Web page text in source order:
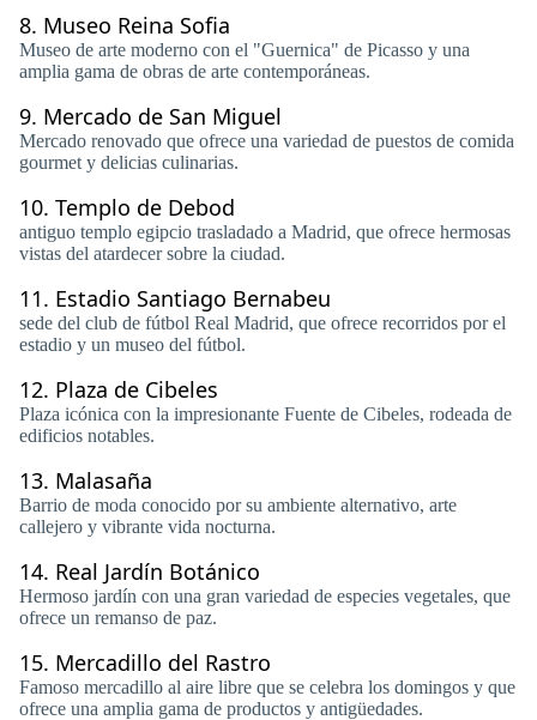
8. Museo Reina Sofia
Museo de arte moderno con el "Guernica" de Picasso y una
amplia gama de obras de arte contemporáneas.
9. Mercado de San Miguel
Mercado renovado que ofrece una variedad de puestos de comida
gourmet y delicias culinarias.
10. Templo de Debod
antiguo templo egipcio trasladado a Madrid, que ofrece hermosas
vistas del atardecer sobre la ciudad.
11. Estadio Santiago Bernabeu
sede del club de fútbol Real Madrid, que ofrece recorridos por el
estadio y un museo del fútbol.
12. Plaza de Cibeles
Plaza icónica con la impresionante Fuente de Cibeles, rodeada de
edificios notables.
13. Malasaña
Barrio de moda conocido por su ambiente alternativo, arte
callejero y vibrante vida nocturna.
14. Real Jardín Botánico
Hermoso jardín con una gran variedad de especies vegetales, que
ofrece un remanso de paz.
15. Mercadillo del Rastro
Famoso mercadillo al aire libre que se celebra los domingos y que
ofrece una amplia gama de productos y antigüedades.